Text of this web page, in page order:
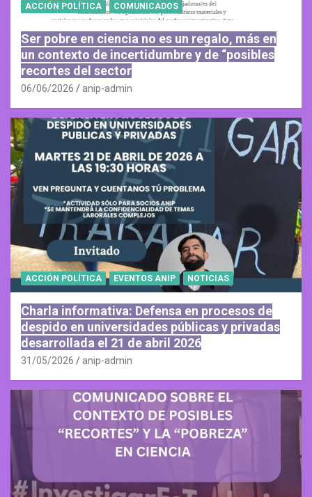
ACCIÓN POLÍTICA COMUNICADOS
Ser pobre en ciencia no es un regalo, más en
un contexto de incertidumbre y de “posibles
recortes del sector
06/06/2026 anip-admin
ACCIÓN POLÍTICA EVENTOS ANIP NOTICIAS
Charla informativa: Defensa en procesos de
despido en universidades públicas y privadas
desarrollada el 21 de abril 2026
31/05/2026 anip-admin